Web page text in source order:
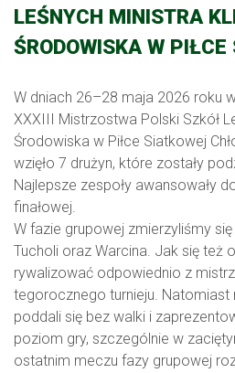
LEŚNYCH MINISTRA
ŚRODOWISKA W PIŁCE
W dniach 26–28 maja 2026 roku
XXXIII Mistrzostwa Polski Szkół
Środowiska w Piłce Siatkowej
wzięło 7 drużyn, które zostały
Najlepsze zespoły awansowały
finałowej.
W fazie grupowej zmierzyliśmy się
Tucholi oraz Warcina. Jak się też
rywalizować odpowiednio z
tegorocznego turnieju. Natomiast
poddali się bez walki i
poziom gry, szczególnie w
ostatnim meczu fazy grupowej